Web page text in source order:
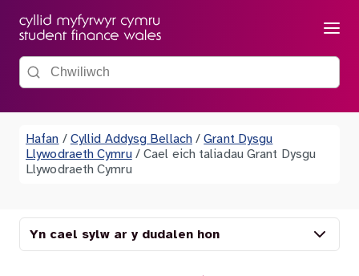
Chwiliwch y wefan
Hafan / Cyllid Addysg Bellach / Grant Dysgu
Llywodraeth Cymru / Cael eich taliadau Grant Dysgu
Llywodraeth Cymru
Yn cael sylw ar y dudalen hon